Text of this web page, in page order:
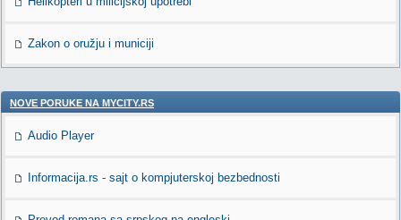
Zakon o oružju i municiji
NOVE PORUKE NA MYCITY.RS
Audio Player
Informacija.rs - sajt o kompjuterskoj bezbednosti